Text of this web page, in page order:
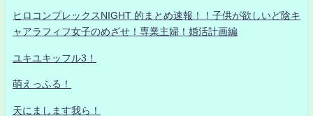
ヒロコンプレックスNIGHT 的まとめ速報！！子供が欲しいど陰キ
ャアラフィフ女子のめざせ！専業主婦！婚活計画編
ユキユキッフル3！
萌えっふる！
天にまします我ら！